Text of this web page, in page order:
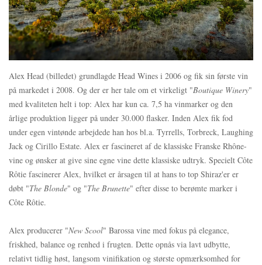
Alex Head (billedet) grundlagde Head Wines i 2006 og fik sin første vin
på markedet i 2008. Og der er her tale om et virkeligt "Boutique Winery"
med kvaliteten helt i top: Alex har kun ca. 7,5 ha vinmarker og den
årlige produktion ligger på under 30.000 flasker. Inden Alex fik fod
under egen vintønde arbejdede han hos bl.a. Tyrrells, Torbreck, Laughing
Jack og Cirillo Estate. Alex er fascineret af de klassiske Franske Rhône-
vine og ønsker at give sine egne vine dette klassiske udtryk. Specielt Côte
Rôtie fascinerer Alex, hvilket er årsagen til at hans to top Shiraz'er er
døbt "The Blonde" og "The Brunette" efter disse to berømte marker i
Côte Rôtie.
Alex producerer "New Scool" Barossa vine med fokus på elegance,
friskhed, balance og renhed i frugten. Dette opnås via lavt udbytte,
relativt tidlig høst, langsom vinifikation og største opmærksomhed for